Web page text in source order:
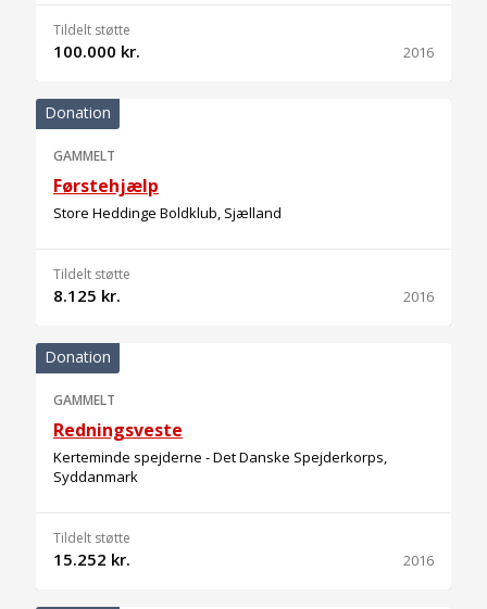
Tildelt støtte
100.000 kr. 2016
Donation
GAMMELT
Førstehjælp
Store Heddinge Boldklub, Sjælland
Tildelt støtte
8.125 kr. 2016
Donation
GAMMELT
Redningsveste
Kerteminde spejderne - Det Danske Spejderkorps,
Syddanmark
Tildelt støtte
15.252 kr. 2016